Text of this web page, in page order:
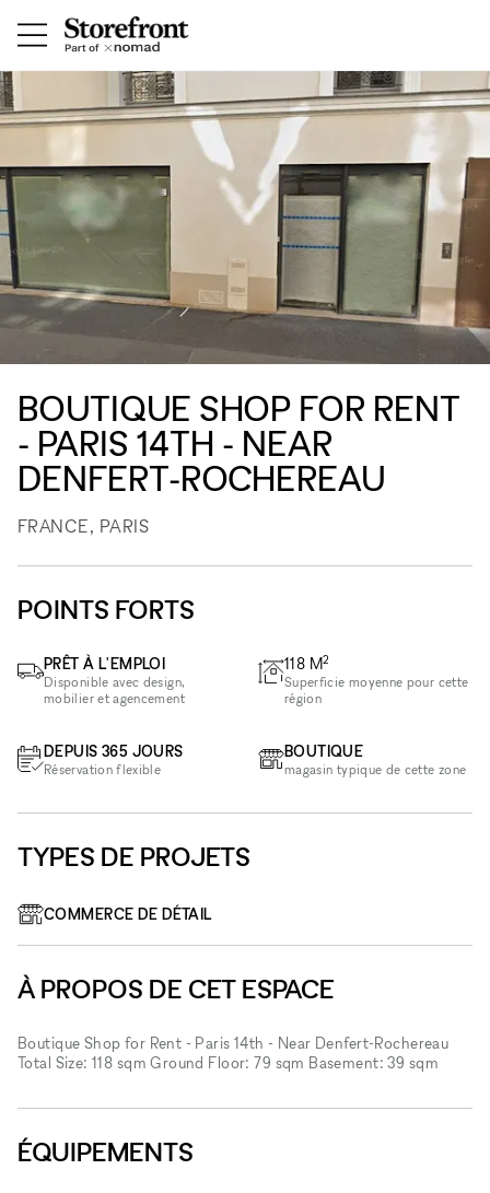
BOUTIQUE SHOP FOR RENT
- PARIS 14TH - NEAR
DENFERT-ROCHEREAU
FRANCE, PARIS
POINTS FORTS
PRÊT À L'EMPLOI
Disponible avec design,
mobilier et agencement
DEPUIS 365 JOURS
Réservation flexible
118 M2
Superficie moyenne pour cette
région
BOUTIQUE
magasin typique de cette zone
TYPES DE PROJETS
COMMERCE DE DÉTAIL
À PROPOS DE CET ESPACE
Boutique Shop for Rent - Paris 14th - Near Denfert-Rochereau
Total Size: 118 sqm Ground Floor: 79 sqm Basement: 39 sqm
ÉQUIPEMENTS